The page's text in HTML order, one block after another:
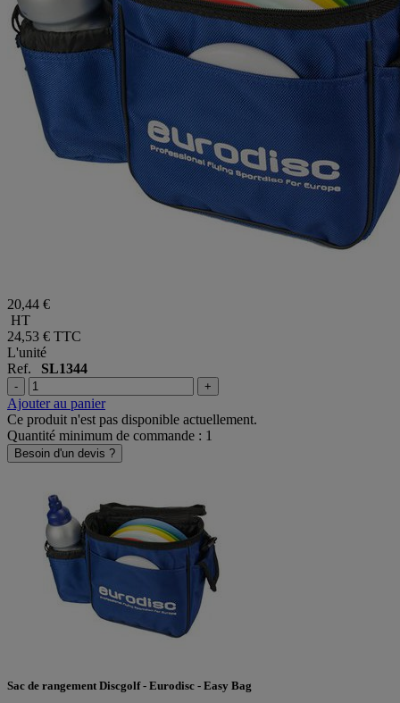
20,44 €
HT
24,53 € TTC
L'unité
Ref. SL1344
- +
Ajouter au panier
Ce produit n'est pas disponible actuellement.
Quantité minimum de commande : 1
Besoin d'un devis ?
Sac de rangement Discgolf - Eurodisc - Easy Bag